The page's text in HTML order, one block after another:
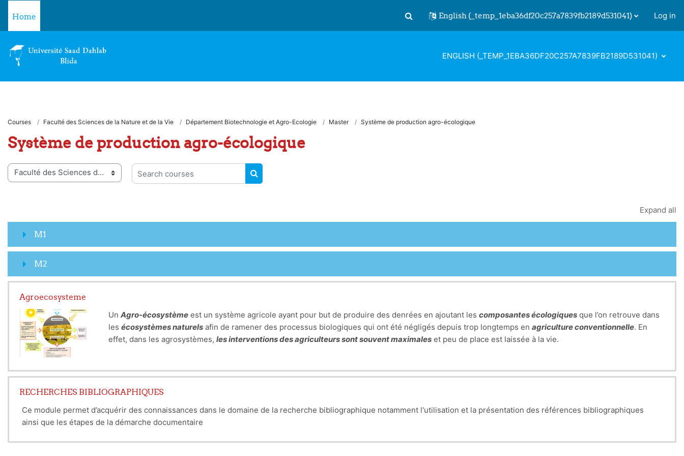
Home
Toggle search input
English ‎(_temp_1eba36df20c257a7839fb2189d531041)‎ Log in
ENGLISH ‎(_TEMP_1EBA36DF20C257A7839FB2189D531041)‎
Courses Faculté des Sciences de la Nature et de la Vie Département Biotechnologie et Agro-Ecologie Master Système de production agro-écologique
Système de production agro-écologique
Search courses
SEARCH COURSES
Expand all
M1
M2
Agroecosysteme
Un Agro-écosystème est un système agricole ayant pour but de produire des denrées en ajoutant les composantes écologiques que l’on retrouve dans
les écosystèmes naturels afin de ramener des processus biologiques qui ont été négligés depuis trop longtemps en agriculture conventionnelle. En
effet, dans les agrosystèmes, les interventions des agriculteurs sont souvent maximales et peu de place est laissée à la vie.
RECHERCHES BIBLIOGRAPHIQUES
Ce module permet d’acquérir des connaissances dans le domaine de la recherche bibliographique notamment l'utilisation et la présentation des références bibliographiques
ainsi que les étapes de la démarche documentaire